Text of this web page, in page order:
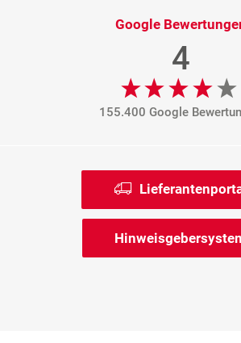
Google
4
155.400 Google